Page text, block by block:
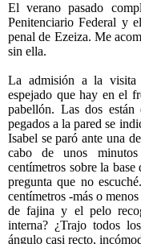
El verano pasado
Penitenciario Federal y
penal de Ezeiza. Me
sin ella.
La admisión a la visita
espejado que hay en el
pabellón. Las dos están
pegados a la pared se
Isabel se paró ante una
cabo de unos
centímetros sobre la
pregunta que no
centímetros -más o
de fajina y el pelo
interna? ¿Trajo todos
ángulo casi recto,